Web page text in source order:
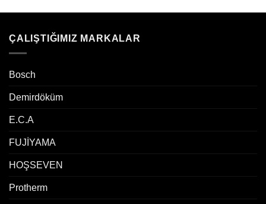
ÇALIŞTIĞIMIZ MARKALAR
Bosch
Demirdöküm
E.C.A
FUJİYAMA
HOŞSEVEN
Protherm